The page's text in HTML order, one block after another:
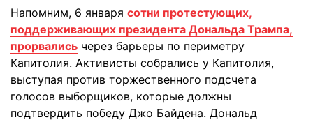
Напомним, 6 января сотни протестующих,
поддерживающих президента Дональда Трампа,
прорвались через барьеры по периметру
Капитолия. Активисты собрались у Капитолия,
выступая против торжественного подсчета
голосов выборщиков, которые должны
подтвердить победу Джо Байдена. Дональд